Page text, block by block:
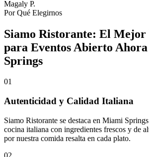
Magaly P.
Por Qué Elegirnos
Siamo Ristorante: El Mejor
para Eventos Abierto
Springs
01
Autenticidad y Calidad Italiana
Siamo Ristorante se destaca en Miami
cocina italiana con ingredientes frescos y de
por nuestra comida resalta en cada plato.
02